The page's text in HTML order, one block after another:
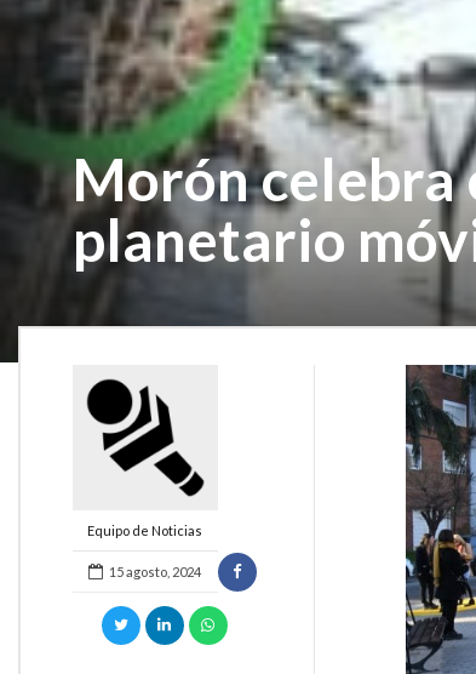
Morón celebra
planetario
Equipo de Noticias
15 agosto, 2024